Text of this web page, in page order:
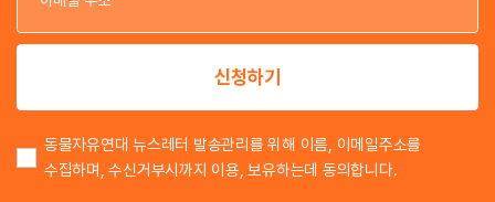
이
신청하기
동물자유연대 뉴스레터 발송관리를 위해 이름, 이메일주소를
수집하며, 수신거부시까지 이용, 보유하는데 동의합니다.